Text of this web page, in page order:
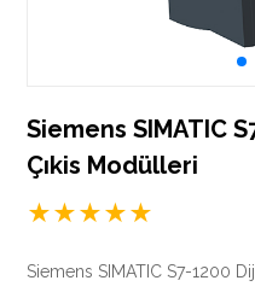
Siemens SIMATIC
Çıkis Modülleri
★★★★★
Siemens SIMATIC S7-1200